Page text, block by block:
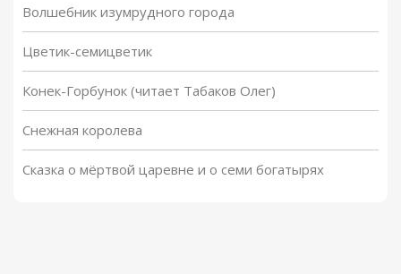
Волшебник изумрудного города
Цветик-семицветик
Конек-Горбунок (читает Табаков Олег)
Снежная королева
Сказка о мёртвой царевне и о семи богатырях